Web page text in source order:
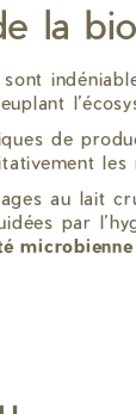
la
sont
de
au lait
par